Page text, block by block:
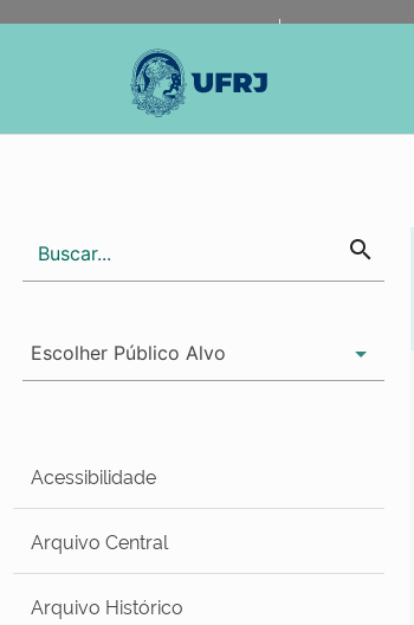
search
Acessibilidade
Arquivo Central
Arquivo Histórico